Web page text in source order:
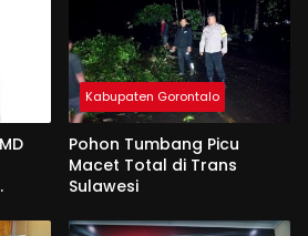
Kabupaten Gorontalo
Pohon Tumbang Picu
Macet Total di Trans
Sulawesi